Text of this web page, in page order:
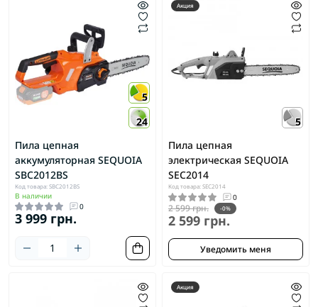
5
24
Пила цепная
аккумуляторная SEQUOIA
SBC2012BS
Код товара: SBC2012BS
В наличии
0
3 999 грн.
Акция
5
Пила цепная
электрическая SEQUOIA
SEC2014
Код товара: SEC2014
0
2 599 грн. -0%
2 599 грн.
Уведомить меня
Акция